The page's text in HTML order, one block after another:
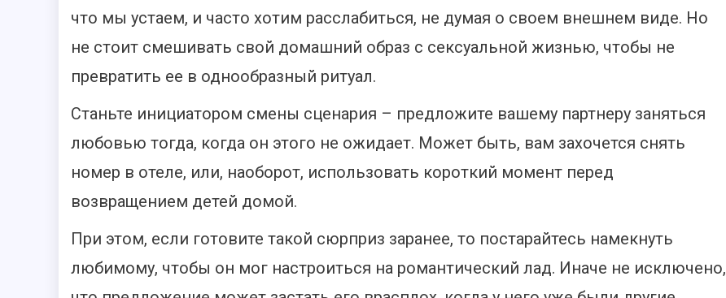
что мы устаем, и часто хотим расслабиться, не думая о своем внешнем виде. Но
не стоит смешивать свой домашний образ с сексуальной жизнью, чтобы не
превратить ее в однообразный ритуал.
Станьте инициатором смены сценария – предложите вашему партнеру заняться
любовью тогда, когда он этого не ожидает. Может быть, вам захочется снять
номер в отеле, или, наоборот, использовать короткий момент перед
возвращением детей домой.
При этом, если готовите такой сюрприз заранее, то постарайтесь намекнуть
любимому, чтобы он мог настроиться на романтический лад. Иначе не исключено,